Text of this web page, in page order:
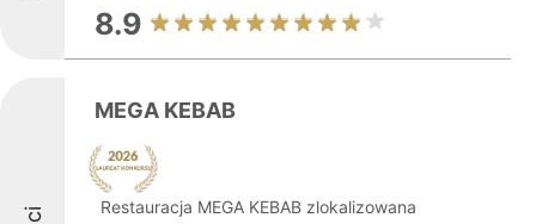
8.9
MEGA KEBAB
Restauracja MEGA KEBAB zlokalizowana